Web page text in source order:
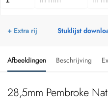
+ Extra rij Stuklijst
Afbeeldingen Beschrijving
28,5mm Pembroke